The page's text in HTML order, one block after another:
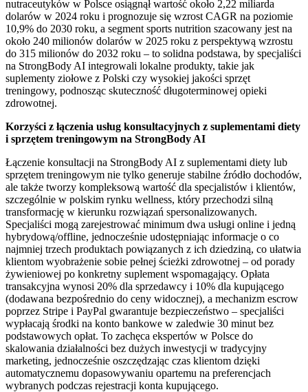
nutraceutyków w Polsce osiągnął wartość około 2,22 miliarda
dolarów w 2024 roku i prognozuje się wzrost CAGR na poziomie
10,9% do 2030 roku, a segment sports nutrition szacowany jest na
około 240 milionów dolarów w 2025 roku z perspektywą wzrostu
do 315 milionów do 2032 roku – to solidna podstawa, by specjaliści
na StrongBody AI integrowali lokalne produkty, takie jak
suplementy ziołowe z Polski czy wysokiej jakości sprzęt
treningowy, podnosząc skuteczność długoterminowej opieki
zdrowotnej.
Korzyści z łączenia usług konsultacyjnych z suplementami diety
i sprzętem treningowym na StrongBody AI
Łączenie konsultacji na StrongBody AI z suplementami diety lub
sprzętem treningowym nie tylko generuje stabilne źródło dochodów,
ale także tworzy kompleksową wartość dla specjalistów i klientów,
szczególnie w polskim rynku wellness, który przechodzi silną
transformację w kierunku rozwiązań spersonalizowanych.
Specjaliści mogą zarejestrować minimum dwa usługi online i jedną
hybrydową/offline, jednocześnie udostępniając informacje o co
najmniej trzech produktach powiązanych z ich dziedziną, co ułatwia
klientom wyobrażenie sobie pełnej ścieżki zdrowotnej – od porady
żywieniowej po konkretny suplement wspomagający. Opłata
transakcyjna wynosi 20% dla sprzedawcy i 10% dla kupującego
(dodawana bezpośrednio do ceny widocznej), a mechanizm escrow
poprzez Stripe i PayPal gwarantuje bezpieczeństwo – specjaliści
wypłacają środki na konto bankowe w zaledwie 30 minut bez
podstawowych opłat. To zachęca ekspertów w Polsce do
skalowania działalności bez dużych inwestycji w tradycyjny
marketing, jednocześnie oszczędzając czas klientom dzięki
automatycznemu dopasowywaniu opartemu na preferencjach
wybranych podczas rejestracji konta kupującego.